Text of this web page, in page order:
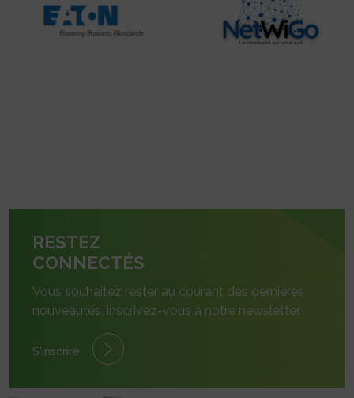
RESTEZ
CONNECTÉS
Vous souhaitez rester au courant des dernières
nouveautés, inscrivez-vous à notre newsletter.
S'inscrire